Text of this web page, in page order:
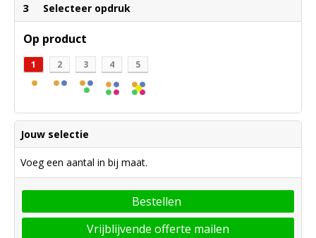
3 Selecteer opdruk
Op product
1 2 3 4 5
Jouw selectie
Voeg een aantal in bij maat.
Bestellen
Vrijblijvende offerte mailen